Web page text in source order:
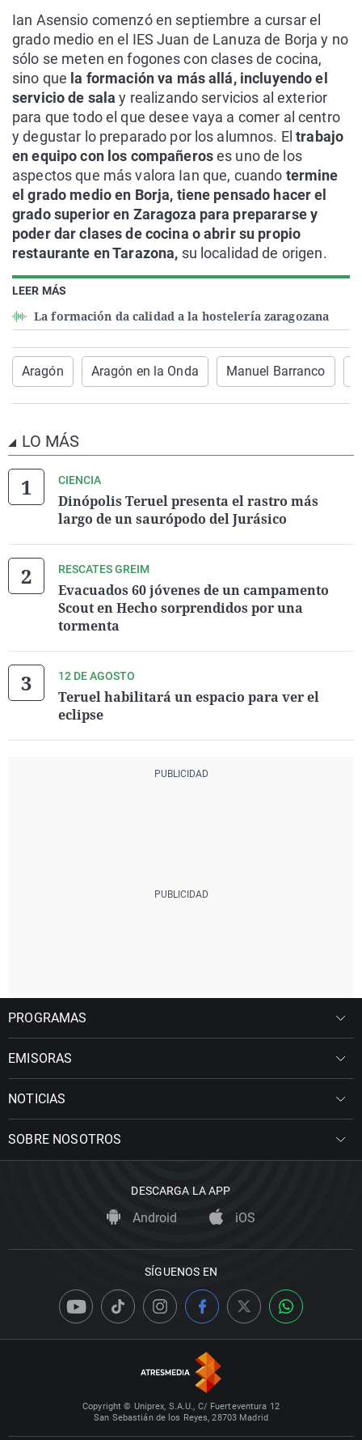
LEER MÁS
La formación da calidad a la hostelería zaragozana
Ian Asensio comenzó en septiembre a cursar el
grado medio en el IES Juan de Lanuza de Borja y no
sólo se meten en fogones con clases de cocina,
sino que la formación va más allá, incluyendo el
servicio de salay realizando servicios al exterior
para que todo el que desee vaya a comer al centro
y degustar lo preparado por los alumnos. Eltrabajo
en equipo con los compañeroses uno de los
aspectos que más valora Ian que, cuando termine
el grado medio en Borja, tiene pensado hacer el
grado superior en Zaragoza para prepararse y
poder dar clases de cocina o abrir su propio
restaurante en Tarazona, su localidad de origen.
Aragón Aragón en la Onda Manuel Barranco
LO MÁS
CIENCIA
Dinópolis Teruel presenta el rastro más
largo de un saurópodo del Jurásico
RESCATES GREIM
Evacuados 60 jóvenes de un campamento
Scout en Hecho sorprendidos por una
tormenta
12 DE AGOSTO
Teruel habilitará un espacio para ver el
eclipse
PROGRAMAS
EMISORAS
NOTICIAS
SOBRE NOSOTROS
DESCARGA LA APP
Android iOS
SÍGUENOS EN
Copyright © Uniprex, S.A.U., C/ Fuerteventura 12
San Sebastián de los Reyes, 28703 Madrid